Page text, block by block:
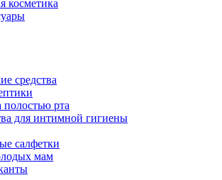
косметика
средства
полостью рта
для интимной гигиены
салфетки
мам